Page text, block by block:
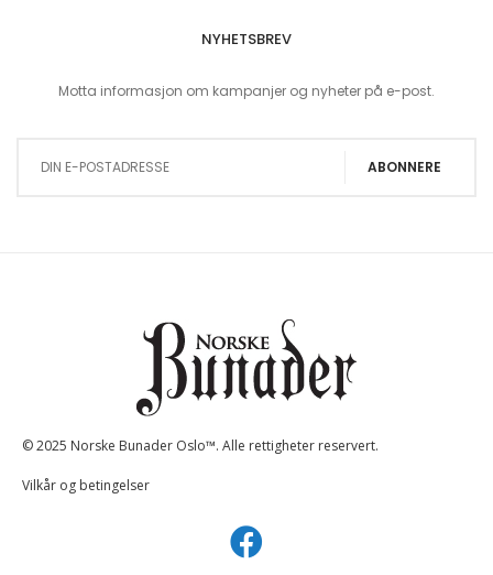
NYHETSBREV
Motta informasjon om kampanjer og nyheter på e-post.
ABONNERE
© 2025 Norske Bunader Oslo™. Alle rettigheter reservert.
Vilkår og betingelser